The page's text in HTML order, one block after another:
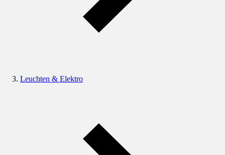
Leuchten & Elektro